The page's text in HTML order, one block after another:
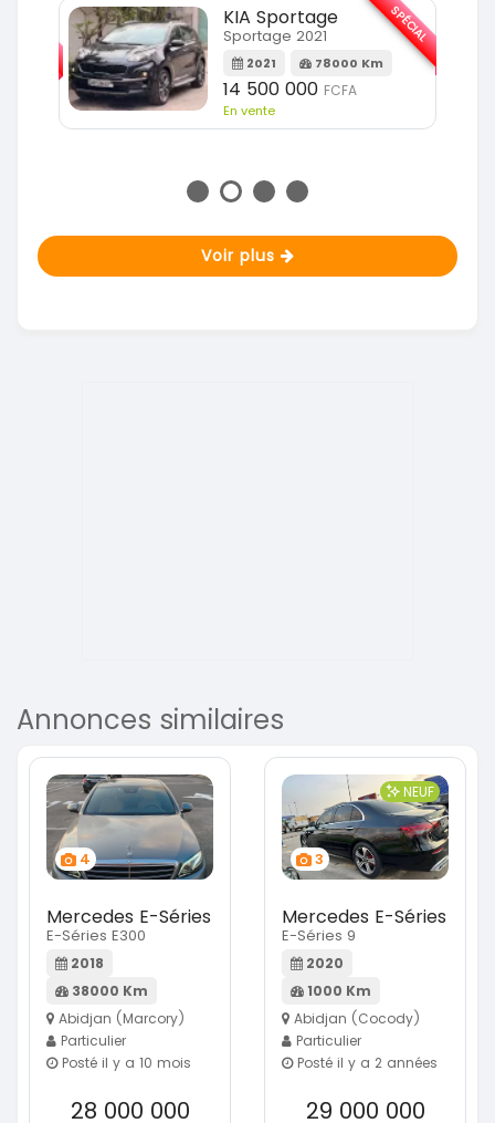
KIA Sportage
Sportage 2021
2021 78000 Km
14 500 000 FCFA
En vente
SPÉCIAL
Voir plus
Annonces similaires
4
Mercedes E-Séries
E-Séries E300
2018
38000 Km
Abidjan (Marcory)
Particulier
Posté il y a 10 mois
28 000 000
3
NEUF
Mercedes E-Séries
E-Séries 9
2020
1000 Km
Abidjan (Cocody)
Particulier
Posté il y a 2 années
29 000 000